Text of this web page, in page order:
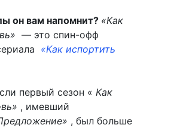
он вам напомнит? «Как
— это спин-офф
«Как испортить
первый сезон « Как
, имевший
, был больше